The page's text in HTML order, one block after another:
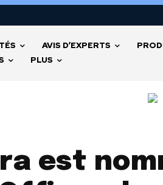
AVIS D’EXPERTS
PLUS
est